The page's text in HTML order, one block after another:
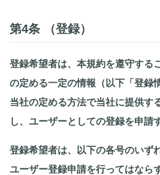
第4条 （登録）
登録希望者は、本規約を遵守する
の定める一定の情報（以下「登録
当社の定める方法で当社に提供す
し、ユーザーとしての登録を申請
登録希望者は、以下の各号のいず
ユーザー登録申請を行ってはなら